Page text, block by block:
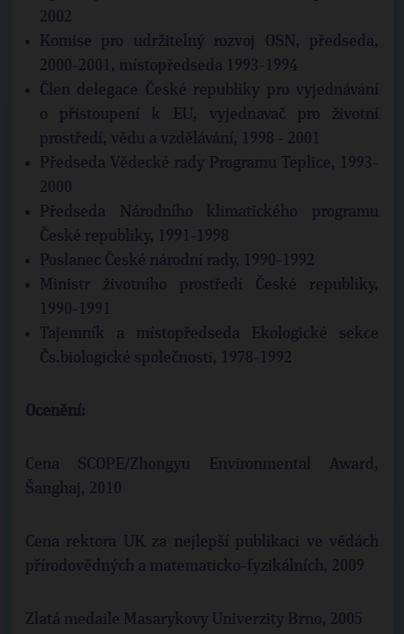
2002
Komise pro udržitelný rozvoj OSN, předseda,
2000-2001, místopředseda 1993-1994
Člen delegace České republiky pro vyjednávání
o přistoupení k EU, vyjednavač pro životní
prostředí, vědu a vzdělávání, 1998 - 2001
Předseda Vědecké rady Programu Teplice, 1993-
2000
Předseda Národního klimatického programu
České republiky, 1991-1998
Poslanec České národní rady, 1990-1992
Ministr životního prostředí České republiky,
1990-1991
Tajemník a místopředseda Ekologické sekce
Čs.biologické společnosti, 1978-1992
Ocenění:
Cena SCOPE/Zhongyu Environmental Award,
Šanghaj, 2010
Cena rektora UK za nejlepší publikaci ve vědách
přírodovědných a matematicko-fyzikálních, 2009
Zlatá medaile Masarykovy Univerzity Brno, 2005